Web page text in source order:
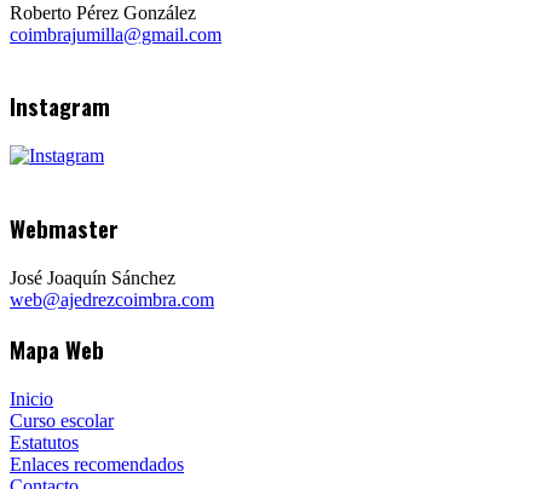
Roberto Pérez González
coimbrajumilla@gmail.com
Instagram
Webmaster
José Joaquín Sánchez
web@ajedrezcoimbra.com
Mapa Web
Inicio
Curso escolar
Estatutos
Enlaces recomendados